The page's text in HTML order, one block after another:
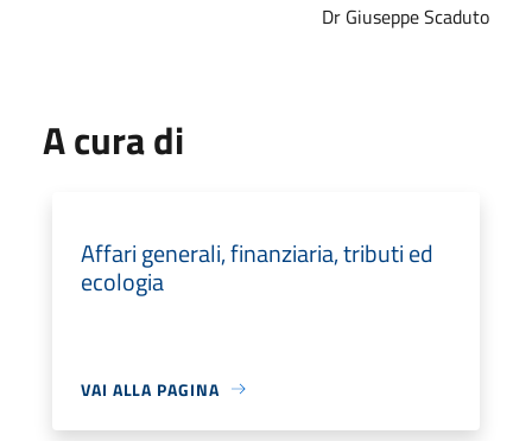
Dr Giuseppe Scaduto
A cura di
Affari generali, finanziaria, tributi ed
ecologia
VAI ALLA PAGINA